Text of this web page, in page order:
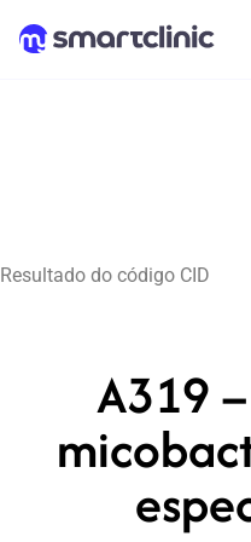
Resultado do código CID
A319